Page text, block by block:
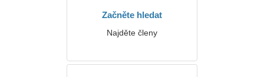
Začněte hledat
Najděte členy